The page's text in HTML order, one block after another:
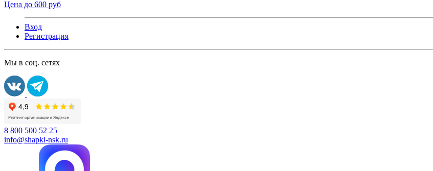
Цена до 600 руб
Вход
Регистрация
Мы в соц. сетях
8 800 500 52 25
info@shapki-nsk.ru